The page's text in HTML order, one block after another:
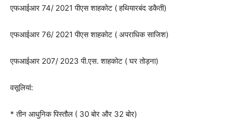
एफआईआर 74/ 2021 पीएस शाहकोट ( हथियारबंद डकैती)
एफआईआर 76/ 2021 पीएस शाहकोट ( अपराधिक साजिश)
एफआईआर 207/ 2023 पी.एस. शाहकोट ( घर तोड़ना)
वसूलियां:
* तीन आधुनिक पिस्तौल ( 30 बोर और 32 बोर)